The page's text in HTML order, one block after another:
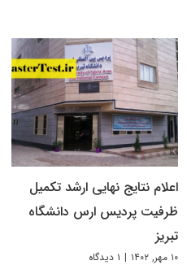
اعلام نتایج نهایی ارشد تکمیل
ظرفیت پردیس ارس دانشگاه
تبریز
۱۰ مهر, ۱۴۰۲ | ۱ دیدگاه